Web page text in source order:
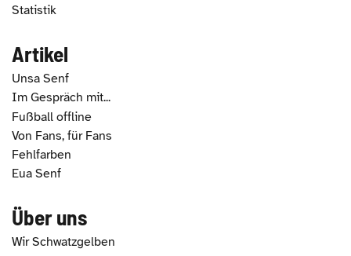
Statistik
Artikel
Unsa Senf
Im Gespräch mit...
Fußball offline
Von Fans, für Fans
Fehlfarben
Eua Senf
Über uns
Wir Schwatzgelben